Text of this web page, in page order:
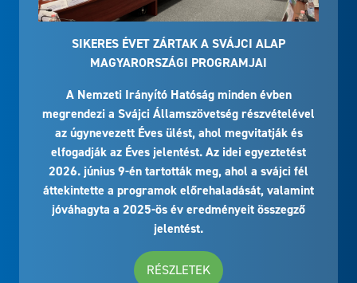
SIKERES ÉVET ZÁRTAK A SVÁJCI ALAP
MAGYARORSZÁGI PROGRAMJAI
A Nemzeti Irányító Hatóság minden évben
megrendezi a Svájci Államszövetség részvételével
az úgynevezett Éves ülést, ahol megvitatják és
elfogadják az Éves jelentést. Az idei egyeztetést
2026. június 9-én tartották meg, ahol a svájci fél
áttekintette a programok előrehaladását, valamint
jóváhagyta a 2025-ös év eredményeit összegző
jelentést.
RÉSZLETEK